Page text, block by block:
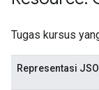
Tugas kursus
Representasi